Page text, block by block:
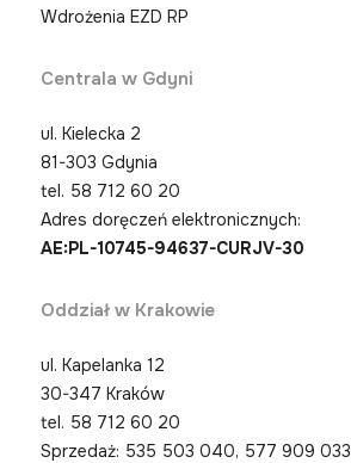
Wdrożenia EZD RP
Centrala w Gdyni
ul. Kielecka 2
81-303 Gdynia
tel. 58 712 60 20
Adres doręczeń elektronicznych:
AE:PL-10745-94637-CURJV-30
Oddział w Krakowie
ul. Kapelanka 12
30-347 Kraków
tel. 58 712 60 20
Sprzedaż: 535 503 040, 577 909 033